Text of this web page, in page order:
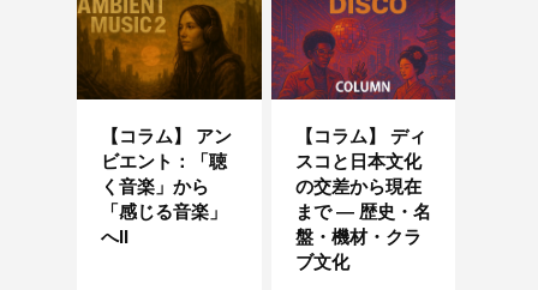
【コラム】 アン
ビエント：「聴
く音楽」から
「感じる音楽」
へII
【コラム】 ディ
スコと日本文化
の交差から現在
まで — 歴史・名
盤・機材・クラ
ブ文化